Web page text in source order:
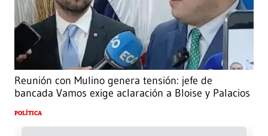
Reunión con Mulino genera tensión: jefe de
bancada Vamos exige aclaración a Bloise y Palacios
POLÍTICA